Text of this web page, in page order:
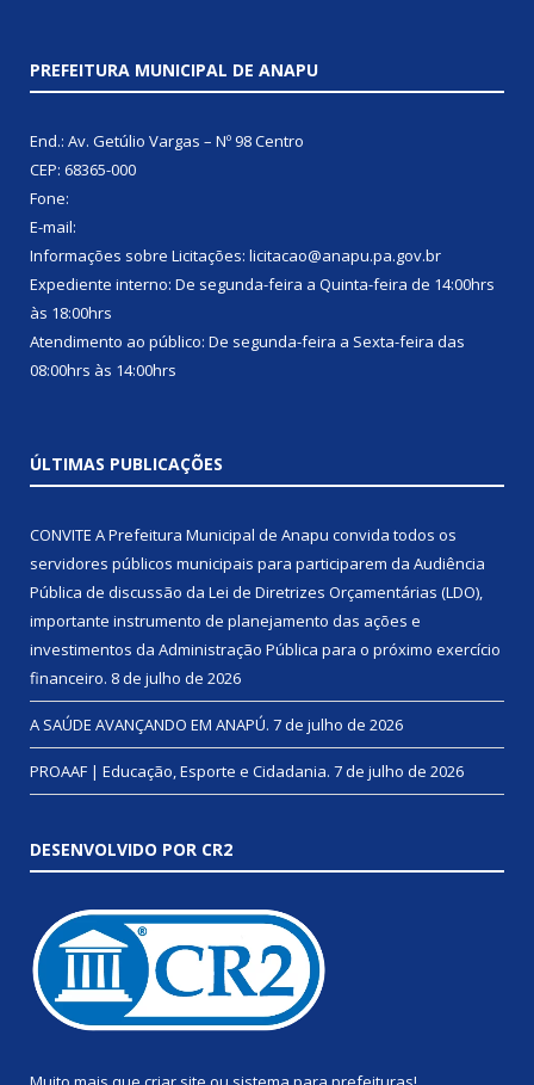
PREFEITURA MUNICIPAL DE ANAPU
End.: Av. Getúlio Vargas – Nº 98 Centro
CEP: 68365-000
Fone:
E-mail:
Informações sobre Licitações: licitacao@anapu.pa.gov.br
Expediente interno: De segunda-feira a Quinta-feira de 14:00hrs
às 18:00hrs
Atendimento ao público: De segunda-feira a Sexta-feira das
08:00hrs às 14:00hrs
ÚLTIMAS PUBLICAÇÕES
CONVITE A Prefeitura Municipal de Anapu convida todos os
servidores públicos municipais para participarem da Audiência
Pública de discussão da Lei de Diretrizes Orçamentárias (LDO),
importante instrumento de planejamento das ações e
investimentos da Administração Pública para o próximo exercício
financeiro. 8 de julho de 2026
A SAÚDE AVANÇANDO EM ANAPÚ. 7 de julho de 2026
PROAAF | Educação, Esporte e Cidadania. 7 de julho de 2026
DESENVOLVIDO POR CR2